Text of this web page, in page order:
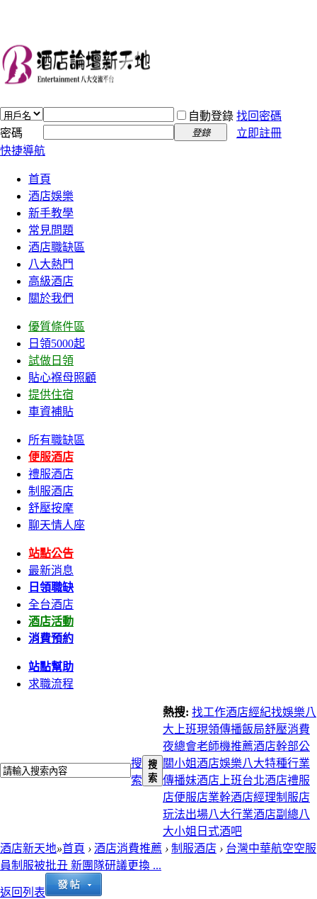
自動登錄 找回密碼
密碼
登錄
立即註冊
快捷導航
首頁
酒店娛樂
新手教學
常見問題
酒店職缺區
八大熱門
高級酒店
關於我們
優質條件區
日領5000起
試做日領
貼心褓母照顧
提供住宿
車資補貼
所有職缺區
便服酒店
禮服酒店
制服酒店
舒壓按摩
聊天情人座
站點公告
最新消息
日領職缺
全台酒店
酒店活動
消費預約
站點幫助
求職流程
搜
索
搜
索
熱搜: 找工作酒店經紀找娛樂八
大上班現領傳播飯局舒壓消費
夜總會老師機推薦酒店幹部公
關小姐酒店娛樂八大特種行業
傳播妹酒店上班台北酒店禮服
店便服店業幹酒店經理制服店
玩法出場八大行業酒店副總八
大小姐 日式酒吧
酒店新天地»首頁 › 酒店消費推薦 › 制服酒店 › 台灣中華航空空服
員制服被批丑 新團隊研議更換 ...
返回列表